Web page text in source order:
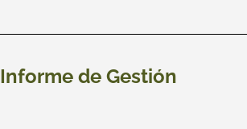
Informe de Gestión